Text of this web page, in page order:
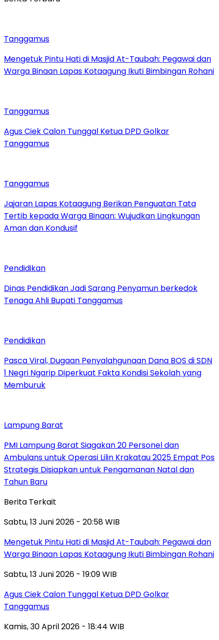
Tanggamus
Mengetuk Pintu Hati di Masjid At-Taubah: Pegawai dan
Warga Binaan Lapas Kotaagung Ikuti Bimbingan Rohani
Tanggamus
Agus Ciek Calon Tunggal Ketua DPD Golkar
Tanggamus
Tanggamus
Jajaran Lapas Kotaagung Berikan Penguatan Tata
Tertib kepada Warga Binaan: Wujudkan Lingkungan
Aman dan Kondusif
Pendidikan
Dinas Pendidikan Jadi Sarang Penyamun berkedok
Tenaga Ahli Bupati Tanggamus
Pendidikan
Pasca Viral, Dugaan Penyalahgunaan Dana BOS di SDN
1 Negri Ngarip Diperkuat Fakta Kondisi Sekolah yang
Memburuk
Lampung Barat
PMI Lampung Barat Siagakan 20 Personel dan
Ambulans untuk Operasi Lilin Krakatau 2025 Empat Pos
Strategis Disiapkan untuk Pengamanan Natal dan
Tahun Baru
Berita Terkait
Sabtu, 13 Juni 2026 - 20:58 WIB
Mengetuk Pintu Hati di Masjid At-Taubah: Pegawai dan
Warga Binaan Lapas Kotaagung Ikuti Bimbingan Rohani
Sabtu, 13 Juni 2026 - 19:09 WIB
Agus Ciek Calon Tunggal Ketua DPD Golkar
Tanggamus
Kamis, 30 April 2026 - 18:44 WIB